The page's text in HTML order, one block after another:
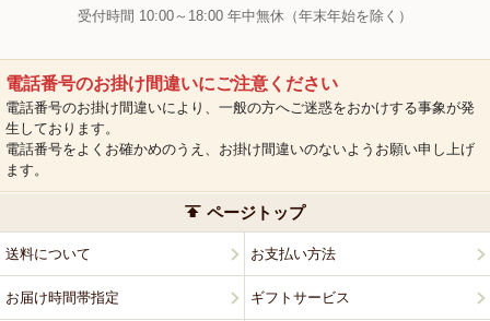
受付時間 10:00～18:00 年中無休（年末年始を除く）
電話番号のお掛け間違いにご注意ください
電話番号のお掛け間違いにより、一般の方へご迷惑をおかけする事象が発
生しております。
電話番号をよくお確かめのうえ、お掛け間違いのないようお願い申し上げ
ます。
ページトップ
送料について お支払い方法
お届け時間帯指定 ギフトサービス